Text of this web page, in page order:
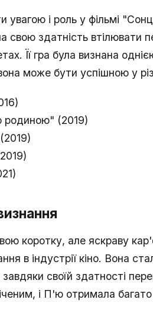
увагою і роль у фільмі
свою здатність втілювати
Її гра була визнана
може бути успішною у
родиною" (2019)
коротку, але яскраву
в індустрії кіно. Вона
своїй здатності
і П'ю отримала багато